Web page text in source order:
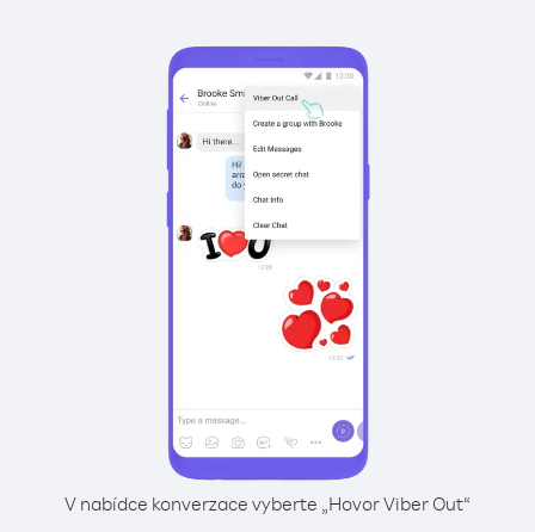
V nabídce konverzace vyberte „Hovor Viber Out“